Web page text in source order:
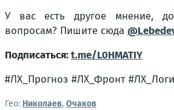
У вас есть другое мнение,
вопросам? Пишите сюда
Подписаться:t.me/L0HMATIY
#ЛХ_Прогноз #ЛХ_Фронт
Гео: Николаев, Очаков